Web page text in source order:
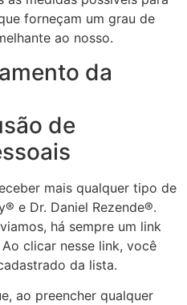
forneçam um grau de
ao nosso.
da
de
mais qualquer tipo de
e Dr. Daniel Rezende®.
há sempre um link
clicar nesse link, você
da lista.
ao preencher qualquer